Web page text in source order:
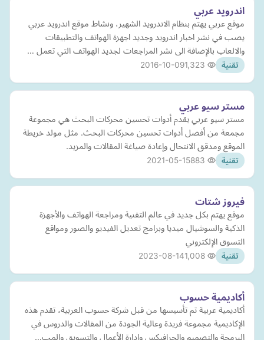
اندرويد عربي
موقع عربي يهتم بنظام الاندرويد الشهير، ونشاط موقع اندرويد عربي
يصب في نشر اخبار اندرويد وجديد اجهزة الهواتف والتطبيقات
والالعاب بالإضافة الى نشر المراجعات لجديد الهواتف التي تعمل …
تقنية 2016-10-09
مستر سيو عربي
مستر سيو عربي يقدم أدوات تحسين محركات البحث هي مجموعة
مجمعة من أفضل أدوات تحسين محركات البحث. مثل مولد خريطة
الموقع ومدقق الانتحال وإعادة صياغة المقالات والمزيد.
تقنية 2021-05-15
فيروز شتات
موقع يهتم بكل جديد في عالم التقنية ومراجعة الهواتف والأجهزة
الذكية والسوشيال ميديا وبرامج تعديل الفيديو والصور ومواقع
التسوق الإلكتروني
تقنية 2023-08-14
أكاديمية حسوب
أكاديمية عربية تم تأسيسها من قبل شركة حسوب العربية، تقدم هذه
الإكاديمية مجموعة فريدة وعالية الجودة من المقالات والدروس في
البرمجة والتصميم والجرافيكس وإدارة الأعمال والتسويق والمب…